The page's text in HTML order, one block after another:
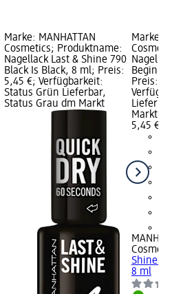
Marke: MANHATTAN
Cosmetics; Produktname:
Nagellack Last & Shine 790
Black Is Black, 8 ml; Preis:
5,45 €; Verfügbarkeit:
Status Grün Lieferbar,
Status Grau dm Markt
Marke:
Preis:
Markt
5,45 €
Shine
8 ml